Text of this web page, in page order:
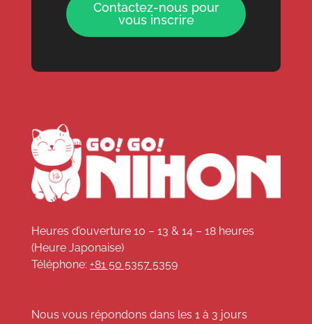
Contactez-nous pour
vous inscrire
Heures d’ouverture 10 – 13 & 14 – 18 heures
(Heure Japonaise)
Téléphone: +81 50 5357 5359
Nous vous répondons dans les 1 à 3 jours